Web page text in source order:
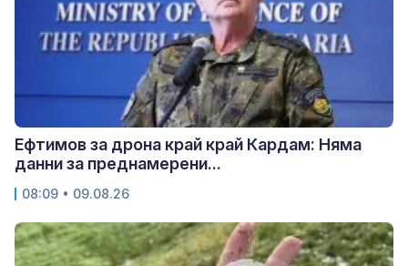
Ефтимов за дрона край край Кардам: Няма
данни за преднамерени...
08:09 • 09.08.26